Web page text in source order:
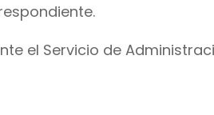
el Servicio de